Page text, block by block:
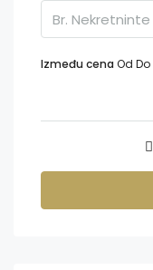
Između cena Od Do